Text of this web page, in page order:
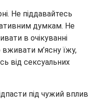
Не піддавайтесь
думкам. Не
в очікуванні
м’ясну їжу,
від сексуальних
під чужий вплив